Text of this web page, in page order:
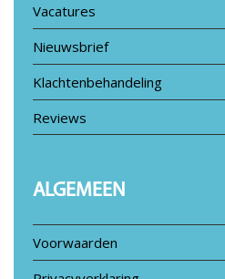
Vacatures
Nieuwsbrief
Klachtenbehandeling
Reviews
ALGEMEEN
Voorwaarden